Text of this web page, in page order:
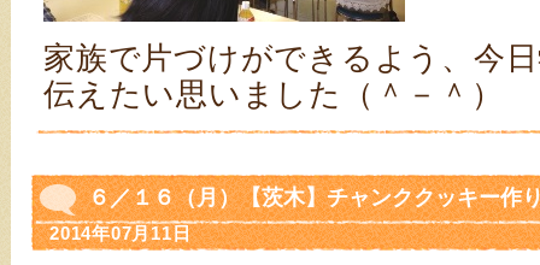
家族で片づけができるよう、今
伝えたい思いました（＾－＾）
６／１６（月）【茨木】チャンククッキー作
2014年07月11日